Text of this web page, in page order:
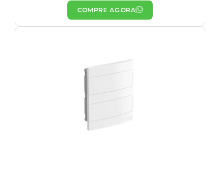
COMPRE AGORA